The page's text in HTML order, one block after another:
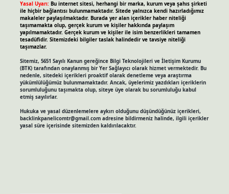
Yasal Uyarı: Bu internet sitesi, herhangi bir marka, kurum veya şahıs şirketi
ile hiçbir bağlantısı bulunmamaktadır. Sitede yalnızca kendi hazırladığımız
makaleler paylaşılmaktadır. Burada yer alan içerikler haber niteliği
taşımamakta olup, gerçek kurum ve kişiler hakkında paylaşım
yapılmamaktadır. Gerçek kurum ve kişiler ile isim benzerlikleri tamamen
tesadüfidir. Sitemizdeki bilgiler taslak halindedir ve tavsiye niteliği
taşımazlar.
Sitemiz, 5651 Sayılı Kanun gereğince Bilgi Teknolojileri ve İletişim Kurumu
(BTK) tarafından onaylanmış bir Yer Sağlayıcı olarak hizmet vermektedir. Bu
nedenle, sitedeki içerikleri proaktif olarak denetleme veya araştırma
yükümlülüğümüz bulunmamaktadır. Ancak, üyelerimiz yazdıkları içeriklerin
sorumluluğunu taşımakta olup, siteye üye olarak bu sorumluluğu kabul
etmiş sayılırlar.
Hukuka ve yasal düzenlemelere aykırı olduğunu düşündüğünüz içerikleri,
backlinkpanelicomtr@gmail.comadresine bildirmeniz halinde, ilgili içerikler
yasal süre içerisinde sitemizden kaldırılacaktır.